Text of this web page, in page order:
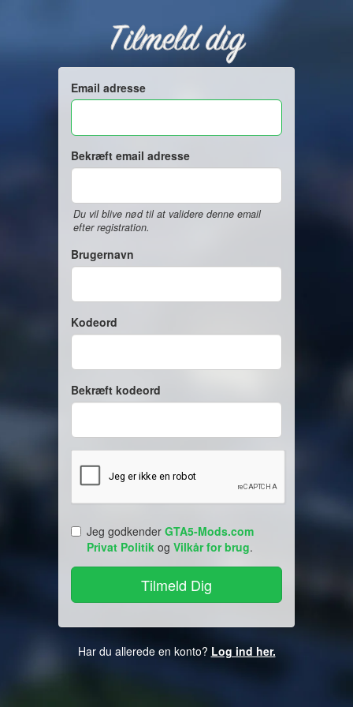
Tilmeld dig
Email adresse
Bekræft email adresse
Du vil blive nød til at validere denne email
efter registration.
Brugernavn
Kodeord
Bekræft kodeord
Jeg godkender GTA5-Mods.com
Privat Politik og Vilkår for brug.
Har du allerede en konto? Log ind her.